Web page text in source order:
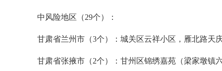
中风险地区（29个）：
甘肃省兰州市（3个）：城关区云祥小区，雁北路天
甘肃省张掖市（2个）：甘州区锦绣嘉苑（梁家墩镇